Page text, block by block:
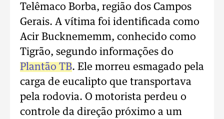
Telêmaco Borba, região dos Campos
Gerais. A vítima foi identificada como
Acir Bucknememm, conhecido como
Tigrão, segundo informações do
Plantão TB. Ele morreu esmagado pela
carga de eucalipto que transportava
pela rodovia. O motorista perdeu o
controle da direção próximo a um